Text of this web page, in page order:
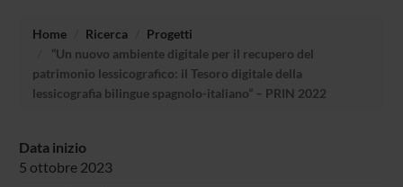
Home Ricerca
Progetti
“Un nuovo ambiente digitale per il recupero del
patrimonio lessicografico: il Tesoro digitale della
lessicografia bilingue spagnolo-italiano” – PRIN 2022
Data inizio
5 ottobre 2023